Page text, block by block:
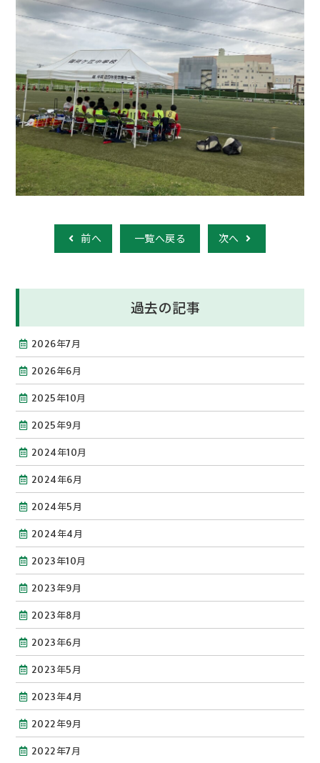
前へ 一覧へ戻る 次へ
過去の記事
2026年7月
2026年6月
2025年10月
2025年9月
2024年10月
2024年6月
2024年5月
2024年4月
2023年10月
2023年9月
2023年8月
2023年6月
2023年5月
2023年4月
2022年9月
2022年7月